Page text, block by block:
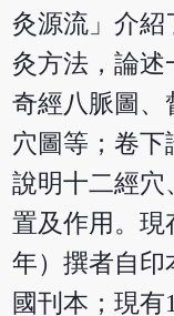
灸源流」介紹
灸方法，論述
奇經八脈圖、
穴圖等；卷下
說明十二經穴
置及作用。現
年）撰者自印
國刊本；現有